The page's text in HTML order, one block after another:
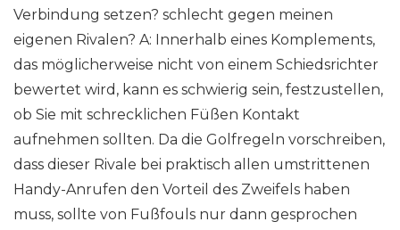
Verbindung setzen? schlecht gegen meinen
eigenen Rivalen? A: Innerhalb eines Komplements,
das möglicherweise nicht von einem Schiedsrichter
bewertet wird, kann es schwierig sein, festzustellen,
ob Sie mit schrecklichen Füßen Kontakt
aufnehmen sollten. Da die Golfregeln vorschreiben,
dass dieser Rivale bei praktisch allen umstrittenen
Handy-Anrufen den Vorteil des Zweifels haben
muss, sollte von Fußfouls nur dann gesprochen